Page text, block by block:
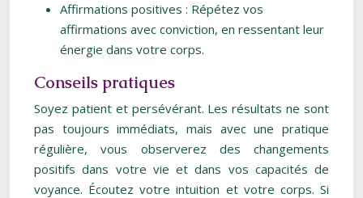
Affirmations positives : Répétez vos
affirmations avec conviction, en ressentant leur
énergie dans votre corps.
Conseils pratiques
Soyez patient et persévérant. Les résultats ne sont
pas toujours immédiats, mais avec une pratique
régulière, vous observerez des changements
positifs dans votre vie et dans vos capacités de
voyance. Écoutez votre intuition et votre corps. Si